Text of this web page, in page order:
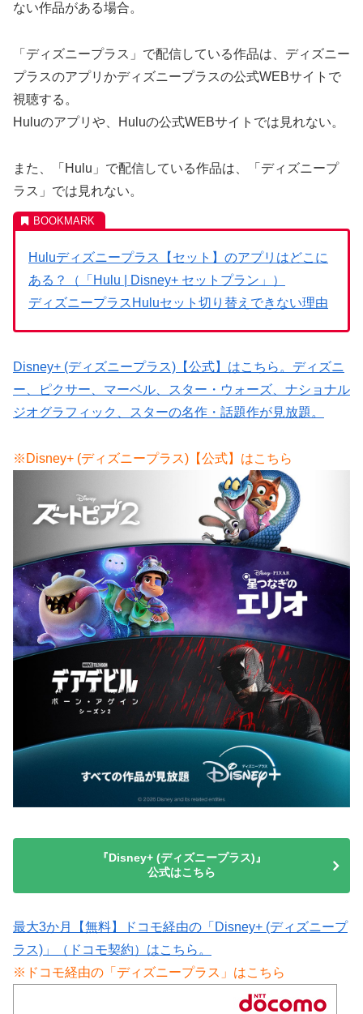
ない作品がある場合。
「ディズニープラス」で配信している作品は、ディズニー
プラスのアプリかディズニープラスの公式WEBサイトで
視聴する。
Huluのアプリや、Huluの公式WEBサイトでは見れない。
また、「Hulu」で配信している作品は、「ディズニープ
ラス」では見れない。
Huluディズニープラス【セット】のアプリはどこに
ある？（「Hulu | Disney+ セットプラン」）
ディズニープラスHuluセット切り替えできない理由
Disney+ (ディズニープラス)【公式】はこちら。ディズニ
ー、ピクサー、マーベル、スター・ウォーズ、ナショナル
ジオグラフィック、スターの名作・話題作が見放題。
※Disney+ (ディズニープラス)【公式】はこちら
『Disney+ (ディズニープラス)』
公式はこちら
最大3か月【無料】ドコモ経由の「Disney+ (ディズニープ
ラス)」（ドコモ契約）はこちら。
※ドコモ経由の「ディズニープラス」はこちら